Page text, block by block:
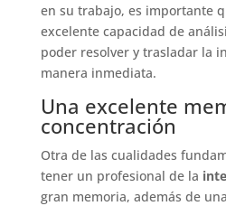
en su trabajo, es importante
excelente capacidad de
poder resolver y trasladar la
manera inmediata.
Una excelente
concentración
Otra de las cualidades
tener un profesional de la
gran memoria, además de